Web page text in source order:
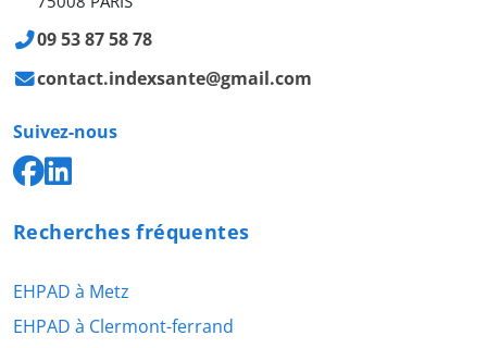
09 53 87 58 78
contact.indexsante@gmail.com
Suivez-nous
Recherches fréquentes
EHPAD à Metz
EHPAD à Clermont-ferrand